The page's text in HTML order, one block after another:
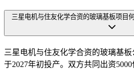
三星电机与住友化学合资的玻璃基板项目
三星电机与住友化学合资的玻璃基
于2027年初投产。双方共同出资